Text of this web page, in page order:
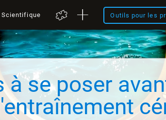
Outils pour les
à se poser